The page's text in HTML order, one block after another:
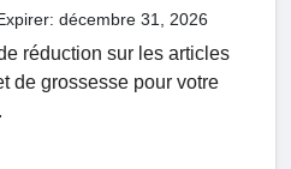
décembre 31, 2026
réduction sur les articles
de grossesse pour votre